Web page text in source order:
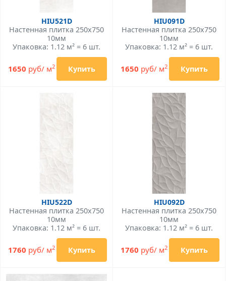
HIU521D
Настенная плитка 250x750
10мм
Упаковка: 1.12 м² = 6 шт.
1650 руб/ м2 Купить
HIU091D
Настенная плитка 250x750
10мм
Упаковка: 1.12 м² = 6 шт.
1650 руб/ м2 Купить
HIU522D
Настенная плитка 250x750
10мм
Упаковка: 1.12 м² = 6 шт.
1760 руб/ м2 Купить
HIU092D
Настенная плитка 250x750
10мм
Упаковка: 1.12 м² = 6 шт.
1760 руб/ м2 Купить